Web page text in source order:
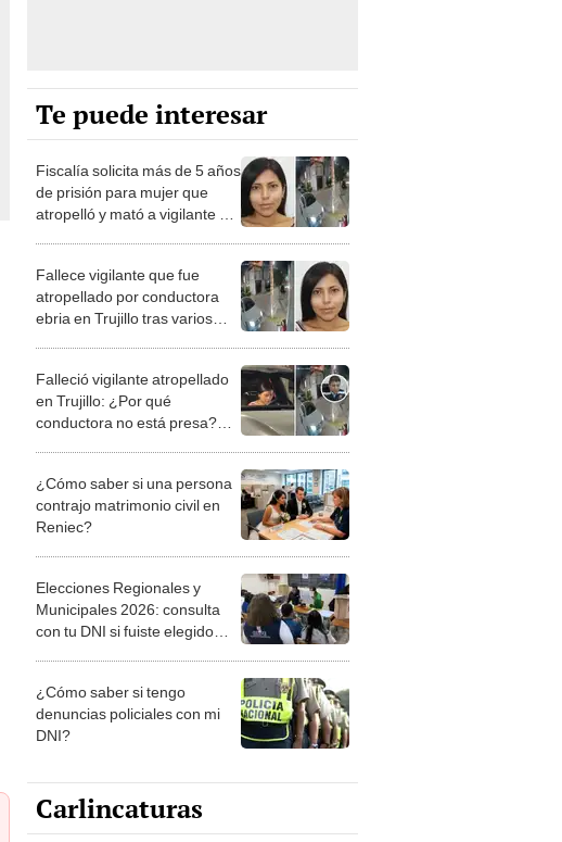
Te puede interesar
Fiscalía solicita más de 5 años
de prisión para mujer que
atropelló y mató a vigilante en
Fallece vigilante que fue
atropellado por conductora
ebria en Trujillo tras varios
Falleció vigilante atropellado
en Trujillo: ¿Por qué
conductora no está presa?
¿Cómo saber si una persona
contrajo matrimonio civil en
Reniec?
Elecciones Regionales y
Municipales 2026: consulta
con tu DNI si fuiste elegido
la ONPE
¿Cómo saber si tengo
denuncias policiales con mi
DNI?
Carlincaturas